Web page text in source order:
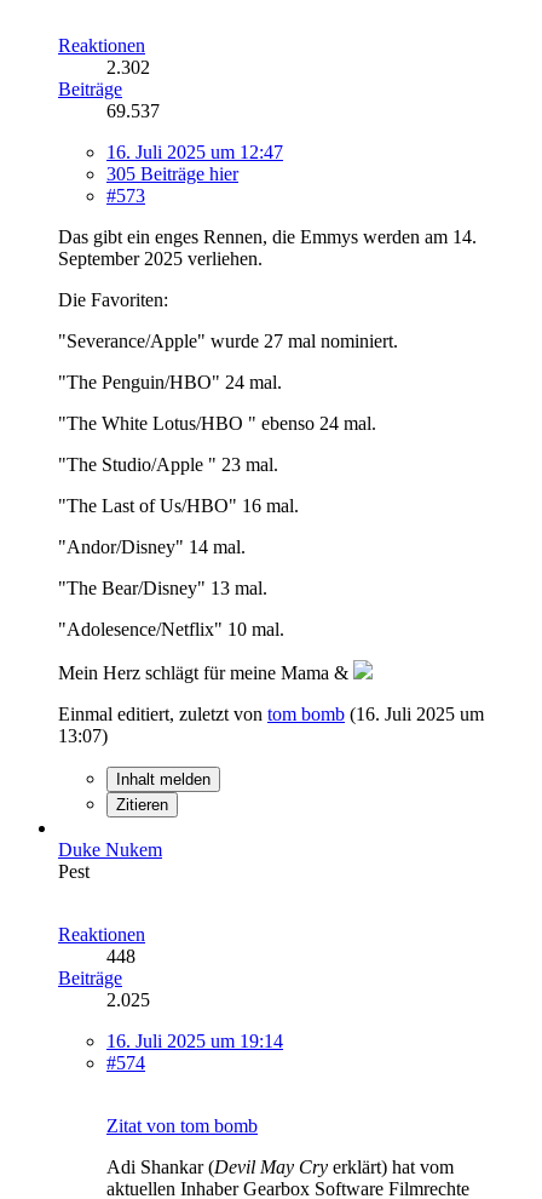
Reaktionen
2.302
Beiträge
69.537
16. Juli 2025 um 12:47
305 Beiträge hier
#573
Das gibt ein enges Rennen, die Emmys werden am 14.
September 2025 verliehen.
Die Favoriten:
"Severance/Apple" wurde 27 mal nominiert.
"The Penguin/HBO" 24 mal.
"The White Lotus/HBO " ebenso 24 mal.
"The Studio/Apple " 23 mal.
"The Last of Us/HBO" 16 mal.
"Andor/Disney" 14 mal.
"The Bear/Disney" 13 mal.
"Adolesence/Netflix" 10 mal.
Mein Herz schlägt für meine Mama &
Einmal editiert, zuletzt von tom bomb (16. Juli 2025 um
13:07)
Inhalt melden
Zitieren
Duke Nukem
Pest
Reaktionen
448
Beiträge
2.025
16. Juli 2025 um 19:14
#574
Zitat von tom bomb
Adi Shankar (Devil May Cry erklärt) hat vom
aktuellen Inhaber Gearbox Software Filmrechte